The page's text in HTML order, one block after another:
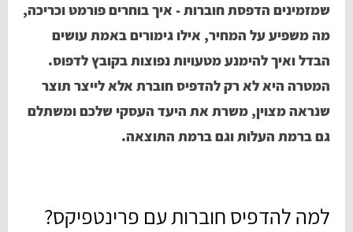
שמזמינים הדפסת חוברות - איך בוחרים פורמט וכריכה,
מה משפיע על המחיר, אילו גימורים באמת עושים
הבדל ואיך להימנע מטעויות נפוצות בקובץ לדפוס.
המטרה היא לא רק להדפיס חוברת אלא לייצר תוצר
שנראה מצוין, משרת את היעד העסקי שלכם ומשתלם
גם ברמת העלות וגם ברמת התוצאה.
למה להדפיס חוברות עם פרינטפיקס?